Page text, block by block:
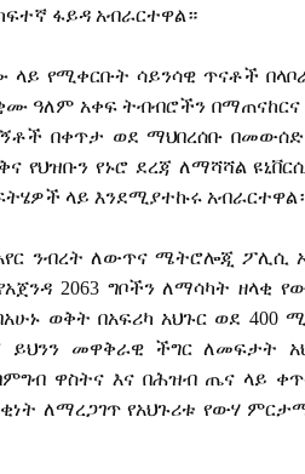
ፋይዳ አብራርተዋል።
ላይ የሚቀርቡት ሳይንሳዊ ጥናቶች
ዓለም አቀፍ ትብብሮችን በማጠናከርና
በቀጥታ ወደ ማህበረሰቡ
የህዝቡን የኑሮ ደረጃ ለማሻሻል
ላይ እንደሚያተኩሩ
ንብረት ለውጥና ሜትሮሎጂ ፖሊሲ
2063 ግቦችን ለማሳካት ዘላቂ
ወቅት በአፍሪካ አህጉር ወደ 400
ይህንን መዋቅራዊ ችግር ለመፍታት
ዋስትና እና በሕዝብ ጤና ላይ
ለማረጋገጥ የአህጉሪቱ የውሃ